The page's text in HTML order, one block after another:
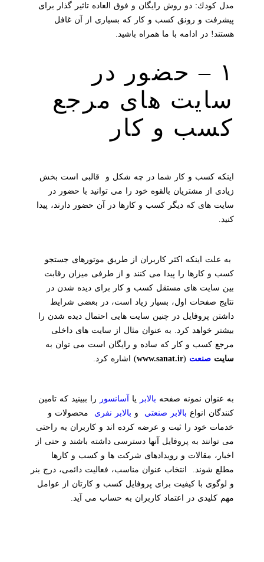
مدل كودك: دو روش رایگان و فوق العاده تاثیر گذار برای
پیشرفت و رونق كسب و كار كه بسیاری از آن غافل
هستند! در ادامه با ما همراه باشید.
۱ – حضور در
سایت های مرجع
کسب و کار
اینکه کسب و کار شما در چه شکل و قالبی است بخش
زیادی از مشتریان بالقوه خود را می توانید با حضور در
سایت های که دیگر کسب و کارها در آن حضور دارند، پیدا
به علت اینکه اکثر کاربران از طریق موتورهای جستجو
کسب و کارها را پیدا می کنند و از طرفی میزان رقابت
بین سایت های مستقل کسب و کار برای دیده شدن در
نتایج صفحات اول، بسیار زیاد است، در بعضی شرایط
داشتن پروفایل در چنین سایت هایی احتمال دیده شدن را
بیشتر خواهد کرد. به عنوان مثال از سایت های داخلی
مرجع کسب و کار که ساده و رایگان است می توان به
سایتصنعت(
www.sanat.ir) اشاره کرد.
به عنوان نمونه صفحهبالابر یاآسانسوررا ببینید که تامین
کنندگان انواع
بالابر صنعتیوبالابر نفری
محصولات و
خدمات خود را ثبت و عرضه کرده اند و کاربران به راحتی
می توانند به پروفایل آنها دسترسی داشته باشند و حتی از
اخبار، مقالات و رویدادهای شرکت ها و کسب و کارها
مطلع شوند. انتخاب عنوان مناسب، فعالیت دائمی، درج بنر
و لوگوی با کیفیت برای پروفایل کسب و کارتان از عوامل
مهم کلیدی در اعتماد کاربران به حساب می آید.